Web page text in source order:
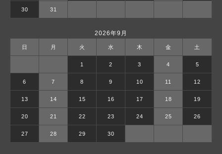
30 31
2026年9月
日 月 火 水 木 金 土
1 2 3 4 5
6 7 8 9 10 11 12
13 14 15 16 17 18 19
20 21 22 23 24 25 26
27 28 29 30